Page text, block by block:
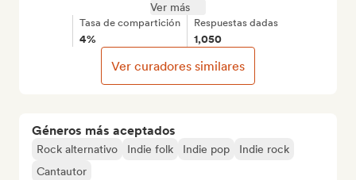
Géneros más aceptados
Rock alternativo Indie folk Indie pop
Indie rock
Cantautor
Ver más
Tasa de compartición
4%
Respuestas dadas
1,050
Ver curadores similares